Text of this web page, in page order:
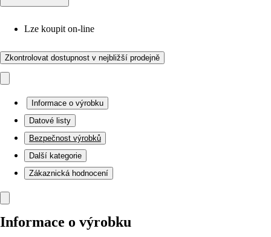
Lze koupit on-line
Zkontrolovat dostupnost v nejbližší prodejně
Informace o výrobku
Datové listy
Bezpečnost výrobků
Další kategorie
Zákaznická hodnocení
Informace o výrobku